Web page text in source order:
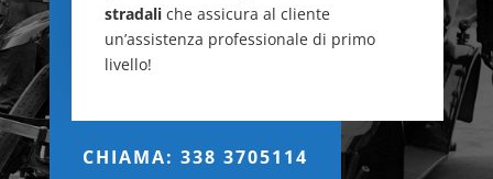
stradaliche assicura al cliente
un’assistenza professionale di primo
livello!
CHIAMA: 338 3705114